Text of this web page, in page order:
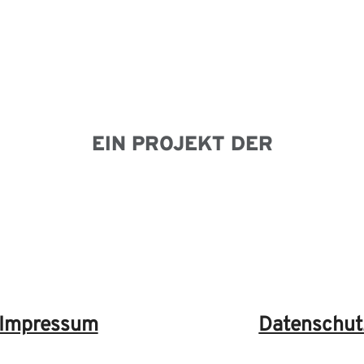
EIN PROJEKT DER